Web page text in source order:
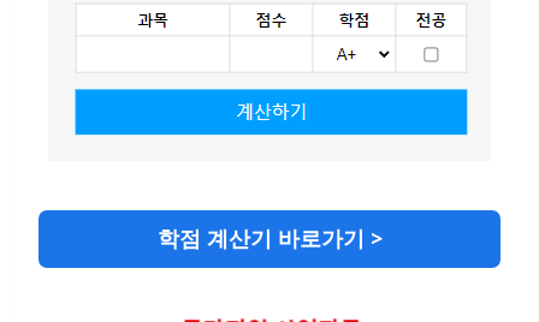
학점 계산기 바로가기 >